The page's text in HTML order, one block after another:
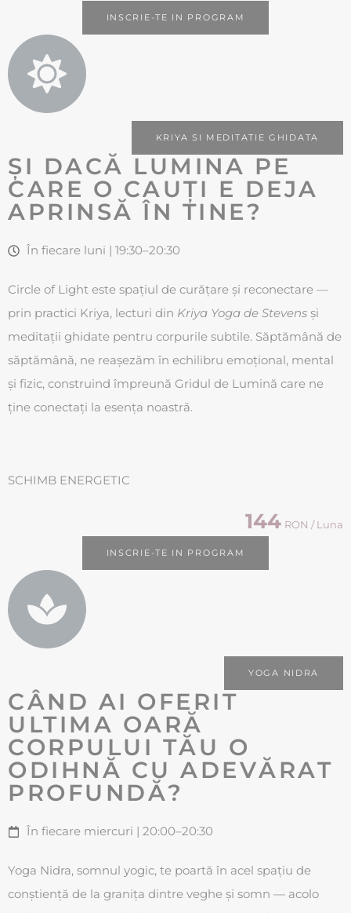
INSCRIE-TE IN PROGRAM
KRIYA SI MEDITATIE GHIDATA
ȘI DACĂ LUMINA PE
CARE O CAUȚI E DEJA
APRINSĂ ÎN TINE?
În fiecare luni | 19:30–20:30
Circle of Light este spațiul de curățare și reconectare —
prin practici Kriya, lecturi din Kriya Yoga de Stevens și
meditații ghidate pentru corpurile subtile. Săptămână de
săptămână, ne reașezăm în echilibru emoțional, mental
și fizic, construind împreună Gridul de Lumină care ne
ține conectați la esența noastră.
SCHIMB ENERGETIC
144 RON / Luna
INSCRIE-TE IN PROGRAM
YOGA NIDRA
CÂND AI OFERIT
ULTIMA OARĂ
CORPULUI TĂU O
ODIHNĂ CU ADEVĂRAT
PROFUNDĂ?
În fiecare miercuri | 20:00–20:30
Yoga Nidra, somnul yogic, te poartă în acel spațiu de
conștiență de la granița dintre veghe și somn — acolo